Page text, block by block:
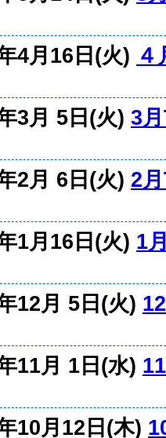
4月16日(火)
3月 5日(火) 3
2月 6日(火) 2
1月16日(火) 1
12月 5日(火)
11月 1日(水)
10月12日(木)